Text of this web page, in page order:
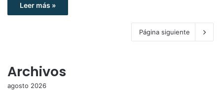
Leer más »
Página siguiente
Archivos
agosto 2026